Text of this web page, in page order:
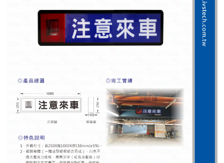
人員通關管制機系列
停車場周邊系列
智能電子鎖系列
電動遮陽簾系列
影視對講整合系統系列